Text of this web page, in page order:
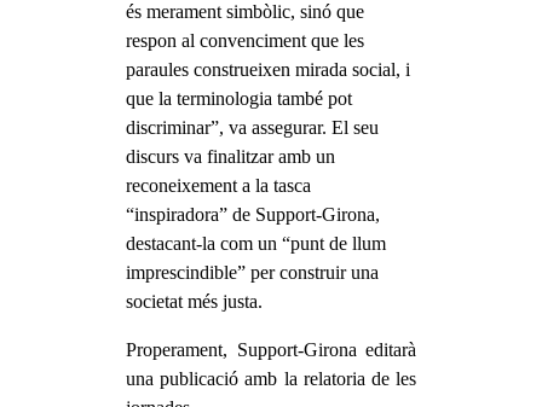
és merament simbòlic, sinó que
respon al convenciment que les
paraules construeixen mirada social, i
que la terminologia també pot
discriminar”, va assegurar. El seu
discurs va finalitzar amb un
reconeixement a la tasca
“inspiradora” de Support-Girona,
destacant-la com un “punt de llum
imprescindible” per construir una
societat més justa.
Properament, Support-Girona editarà
una publicació amb la relatoria de les